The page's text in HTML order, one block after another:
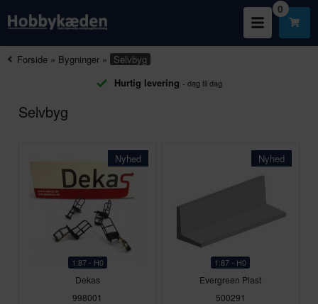
0
Forside » Bygninger » Selvbyg
Hurtig levering - dag til dag
Selvbyg
Nyhed
1:87 - H0
Dekas
998001
Nyhed
1:87 - H0
Evergreen Plast
500291